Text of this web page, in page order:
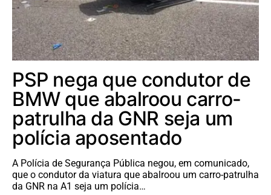
PSP nega que condutor de
BMW que abalroou carro-
patrulha da GNR seja um
polícia aposentado
A Polícia de Segurança Pública negou, em comunicado,
que o condutor da viatura que abalroou um carro-patrulha
da GNR na A1 seja um polícia…